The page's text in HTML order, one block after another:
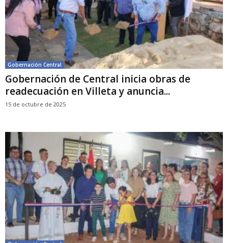
Gobernación Central
Gobernación de Central inicia obras de
readecuación en Villeta y anuncia...
15 de octubre de 2025